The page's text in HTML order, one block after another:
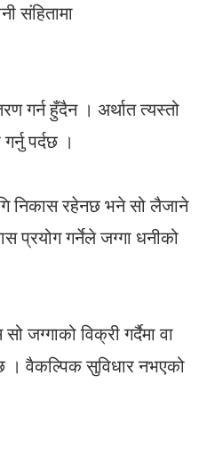
संहितामा
गर्न हुँदैन । अर्थात त्यस्तो
पर्दछ ।
निकास रहेनछ भने सो लैजाने
प्रयोग गर्नेले जग्गा धनीको
जग्गाको विक्री गर्दैमा वा
। वैकल्पिक सुविधार नभएको